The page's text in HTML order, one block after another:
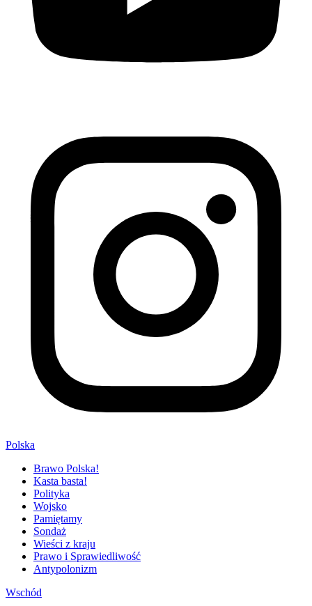
Polska
Brawo Polska!
Kasta basta!
Polityka
Wojsko
Pamiętamy
Sondaż
Wieści z kraju
Prawo i Sprawiedliwość
Antypolonizm
Wschód